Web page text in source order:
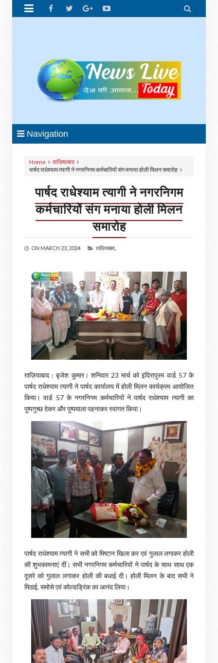
 
Navigation
Home
ग़ाज़ियाबाद
पार्षद राधेश्याम त्यागी ने नगरनिगम कर्मचारियों संग मनाया होली मिलन समारोह
पार्षद राधेश्याम त्यागी ने नगरनिगम
कर्मचारियों संग मनाया होली मिलन
समारोह
ON MARCH 23, 2024 ग़ाज़ियाबाद,
ग़ाज़ियाबाद : बृजेश कुमार। शनिवार 23 मार्च को इंदिरापुरम वार्ड 57 के
पार्षद राधेश्याम त्यागी ने पार्षद कार्यालय में होली मिलन कार्यक्रम आयोजित
किया। वार्ड 57 के नगरनिगम कर्मचारियों ने पार्षद राधेश्याम त्यागी का
पुष्पगुच्छ देकर और पुष्पमाला पहनाकर स्वागत किया।
पार्षद राधेश्याम त्यागी ने सभी को मिष्टान खिला कर एवं गुलाल लगाकर होली
की शुभकामनाएं दीं। सभी नगरनिगम कर्मचारियों ने पार्षद के साथ साथ एक
दूसरे को गुलाल लगाकर होली की बधाई दी। होली मिलन के बाद सभी ने
मिठाई, समोसे एवं कोल्डड्रिंक का आनंद लिया।